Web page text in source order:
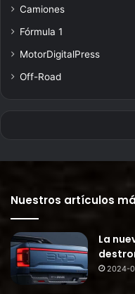
Camiones
Fórmula 1
MotorDigitalPress
Off-Road
Nuestros artículos
La
2024-